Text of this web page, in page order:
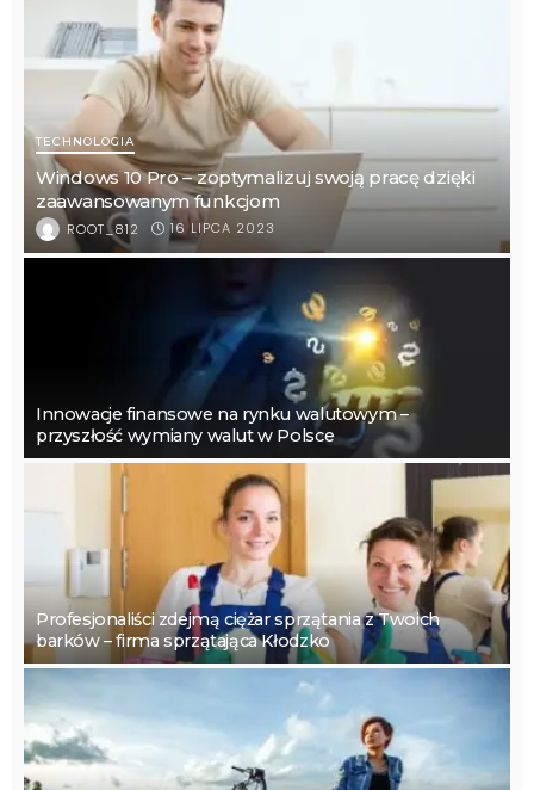
TECHNOLOGIA
Windows 10 Pro – zoptymalizuj swoją pracę dzięki
zaawansowanym funkcjom
ROOT_812 16 LIPCA 2023
Innowacje finansowe na rynku walutowym –
przyszłość wymiany walut w Polsce
Profesjonaliści zdejmą ciężar sprzątania z Twoich
barków – firma sprzątająca Kłodzko